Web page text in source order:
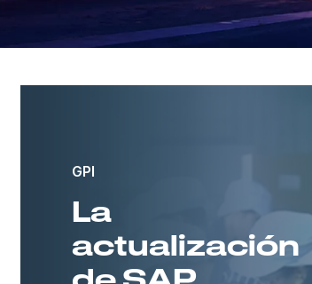
GPI
La
actualización